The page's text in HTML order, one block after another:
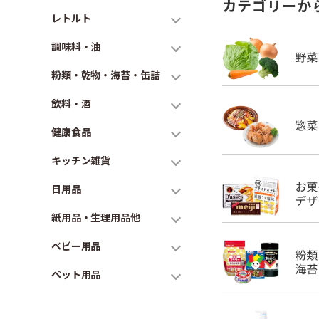
レトルト
調味料・油
粉類・乾物・海苔・缶詰
飲料・酒
健康食品
キッチン雑貨
日用品
紙用品・生理用品他
ベビー用品
ペット用品
カテゴリーか